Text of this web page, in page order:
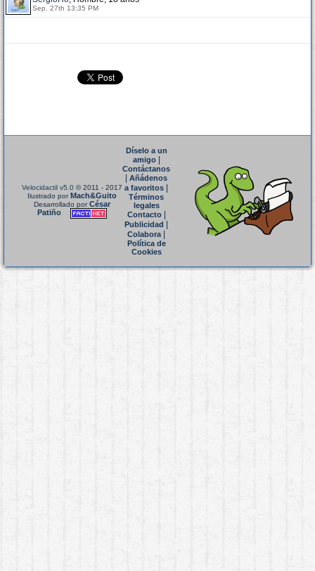
Sep. 27th 13:35 PM
Velocidactil v5.0 © 2011 - 2017
Ilustrado porMach&Guito
Desarrollado porCésar
Patiño
Díselo a un
amigo|
Contáctanos
Añádenos
a favoritos
Términos
legales
Contacto|
Publicidad
Colabora|
Política de
Cookies